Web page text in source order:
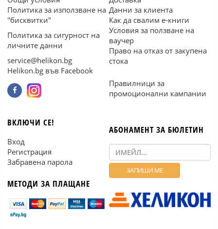
Политика за използване на
"бисквитки"
Политика за сигурност на
личните данни
service@helikon.bg
Helikon.bg във Facebook
Данни за клиента
Как да свалим е-книги
Условия за ползване на
ваучер
Право на отказ от закупена
стока
Правилници за
промоционални кампании
ВКЛЮЧИ СЕ!
Вход
Регистрация
Забравена парола
МЕТОДИ ЗА ПЛАЩАНЕ
АБОНАМЕНТ ЗА БЮЛЕТИН